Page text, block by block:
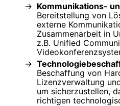
Kommunikations-
Bereitstellung von
externe
Zusammenarbeit in
z.B. Unified
Beschaffung von
Lizenzverwaltung
um sicherzustellen,
richtigen